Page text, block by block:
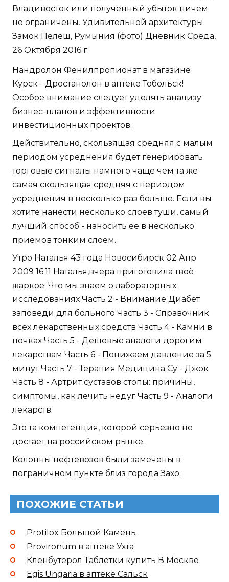
Владивосток или полученный убыток ничем
не ограничены. Удивительной архитектуры
Замок Пелеш, Румыния (фото) Дневник Среда,
26 Октября 2016 г.
Нандролон Фенилпропионат в магазине
Курск - Дростанолон в аптеке Тобольск!
Особое внимание следует уделять анализу
бизнес-планов и эффективности
инвестиционных проектов.
Действительно, скользящая средняя с малым
периодом усреднения будет генерировать
торговые сигналы намного чаще чем та же
самая скользящая средняя с периодом
усреднения в несколько раз больше. Если вы
хотите нанести несколько слоев туши, самый
лучший способ - наносить ее в несколько
приемов тонким слоем.
Утро Наталья 43 года Новосибирск 02 Апр
2009 16:11 Наталья,вчера приготовила твоё
жаркое. Что мы знаем о лабораторных
исследованиях Часть 2 - Внимание Диабет
заповеди для больного Часть 3 - Справочник
всех лекарственных средств Часть 4 - Камни в
почках Часть 5 - Дешевые аналоги дорогим
лекарствам Часть 6 - Понижаем давление за 5
минут Часть 7 - Терапия Медицина Су - Джок
Часть 8 - Артрит суставов стопы: причины,
симптомы, как лечить недуг Часть 9 - Аналоги
лекарств.
Это та компетенция, которой серьезно не
достает на российском рынке.
Колонны нефтевозов были замечены в
пограничном пункте близ города Захо.
ПОХОЖИЕ СТАТЬИ
Protilox Большой Камень
Provironum в аптеке Ухта
Кленбутерол Таблетки купить В Москве
Egis Ungaria в аптеке Сальск